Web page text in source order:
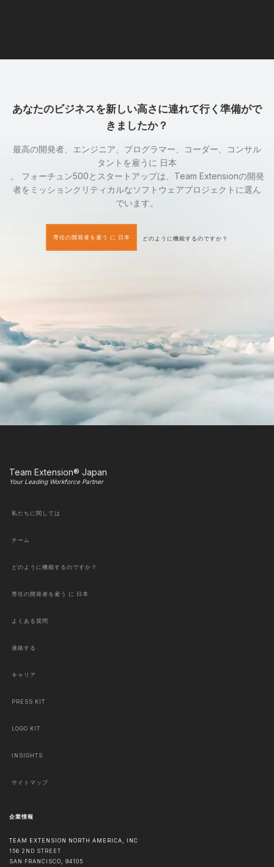
あなたのビジネスを新しい高さに連れて行く準備がで
きましたか？
最高の開発者、エンジニア、プログラマー、コーダー、コンサル
タントを雇うに 日本
。 フォーチュン500とスタートアップは、Team Extensionの開発
者をミッションクリティカルなソフトウェアプロジェクトに選ん
でいます。
専任の開発者を雇う に 日本 どのように機能するのですか？
Team Extension® Japan
Your Leading Workforce Partner
私たちに関しては
チーム
どのように機能するのですか？
専任の開発者を雇う に 日本
よくある質問
連絡する
キャリア
PRESS KIT
LOGO KIT
INSIGHTS
サイトマップ
企業情報
TEAM EXTENSION NORTH AMERICA, INC
156 2ND STREET
SAN FRANCISCO, 94105